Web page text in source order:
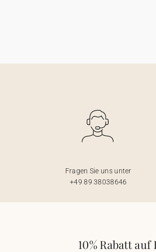
Fragen Sie uns unter
+49 89 38038646
10% Rabatt